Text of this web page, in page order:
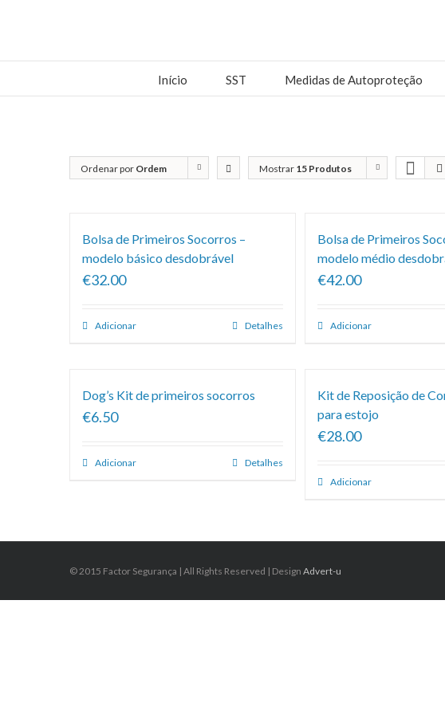
Início SST Medidas de Autoproteção
Ordenar por Ordem
Mostrar 15 Produtos
Bolsa de Primeiros Socorros –
modelo básico desdobrável
€32.00
Adicionar Detalhes
Bolsa de Primeiros
modelo médio
€42.00
Adicionar
Dog’s Kit de primeiros socorros
€6.50
Adicionar Detalhes
Kit de Reposição de
para estojo
€28.00
Adicionar
© 2015 Factor Segurança | All Rights Reserved | Design Advert-u